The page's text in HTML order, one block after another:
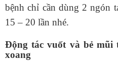
bệnh chỉ cần dùng 2 ngón
15 – 20 lần nhé.
Động tác vuốt và bẻ mũi
xoang